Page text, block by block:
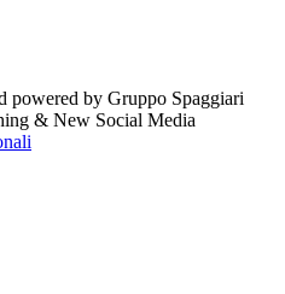
powered by Gruppo Spaggiari
& New Social Media